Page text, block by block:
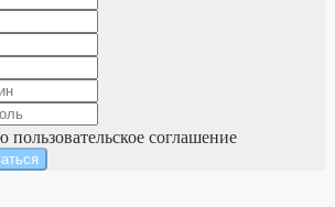
пользовательское соглашение